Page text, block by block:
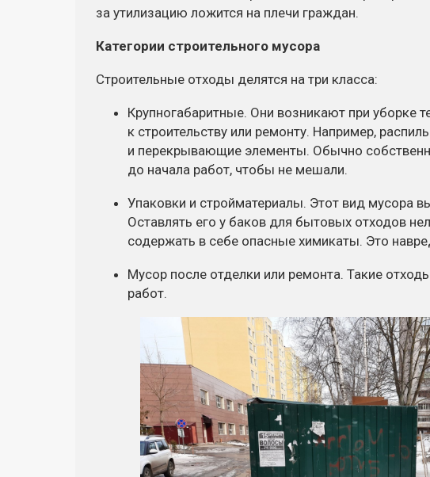
за утилизацию ложится на плечи граждан.
Категории строительного мусора
Строительные отходы делятся на три класса:
Крупногабаритные. Они возникают при уборке
к строительству или ремонту. Например,
и перекрывающие элементы. Обычно
до начала работ, чтобы не мешали.
Упаковки и стройматериалы. Этот вид мусора
Оставлять его у баков для бытовых отходов
содержать в себе опасные химикаты. Это
Мусор после отделки или ремонта. Такие
работ.